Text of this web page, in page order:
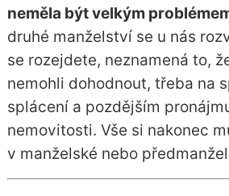
neměla být velkým
druhé manželství se u nás
se rozejdete, neznamená to,
nemohli dohodnout, třeba na
splácení a pozdějším
nemovitosti. Vše si nakonec
v manželské nebo